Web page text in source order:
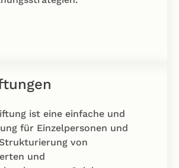
ist eine einfache und
für Einzelpersonen und
von
und